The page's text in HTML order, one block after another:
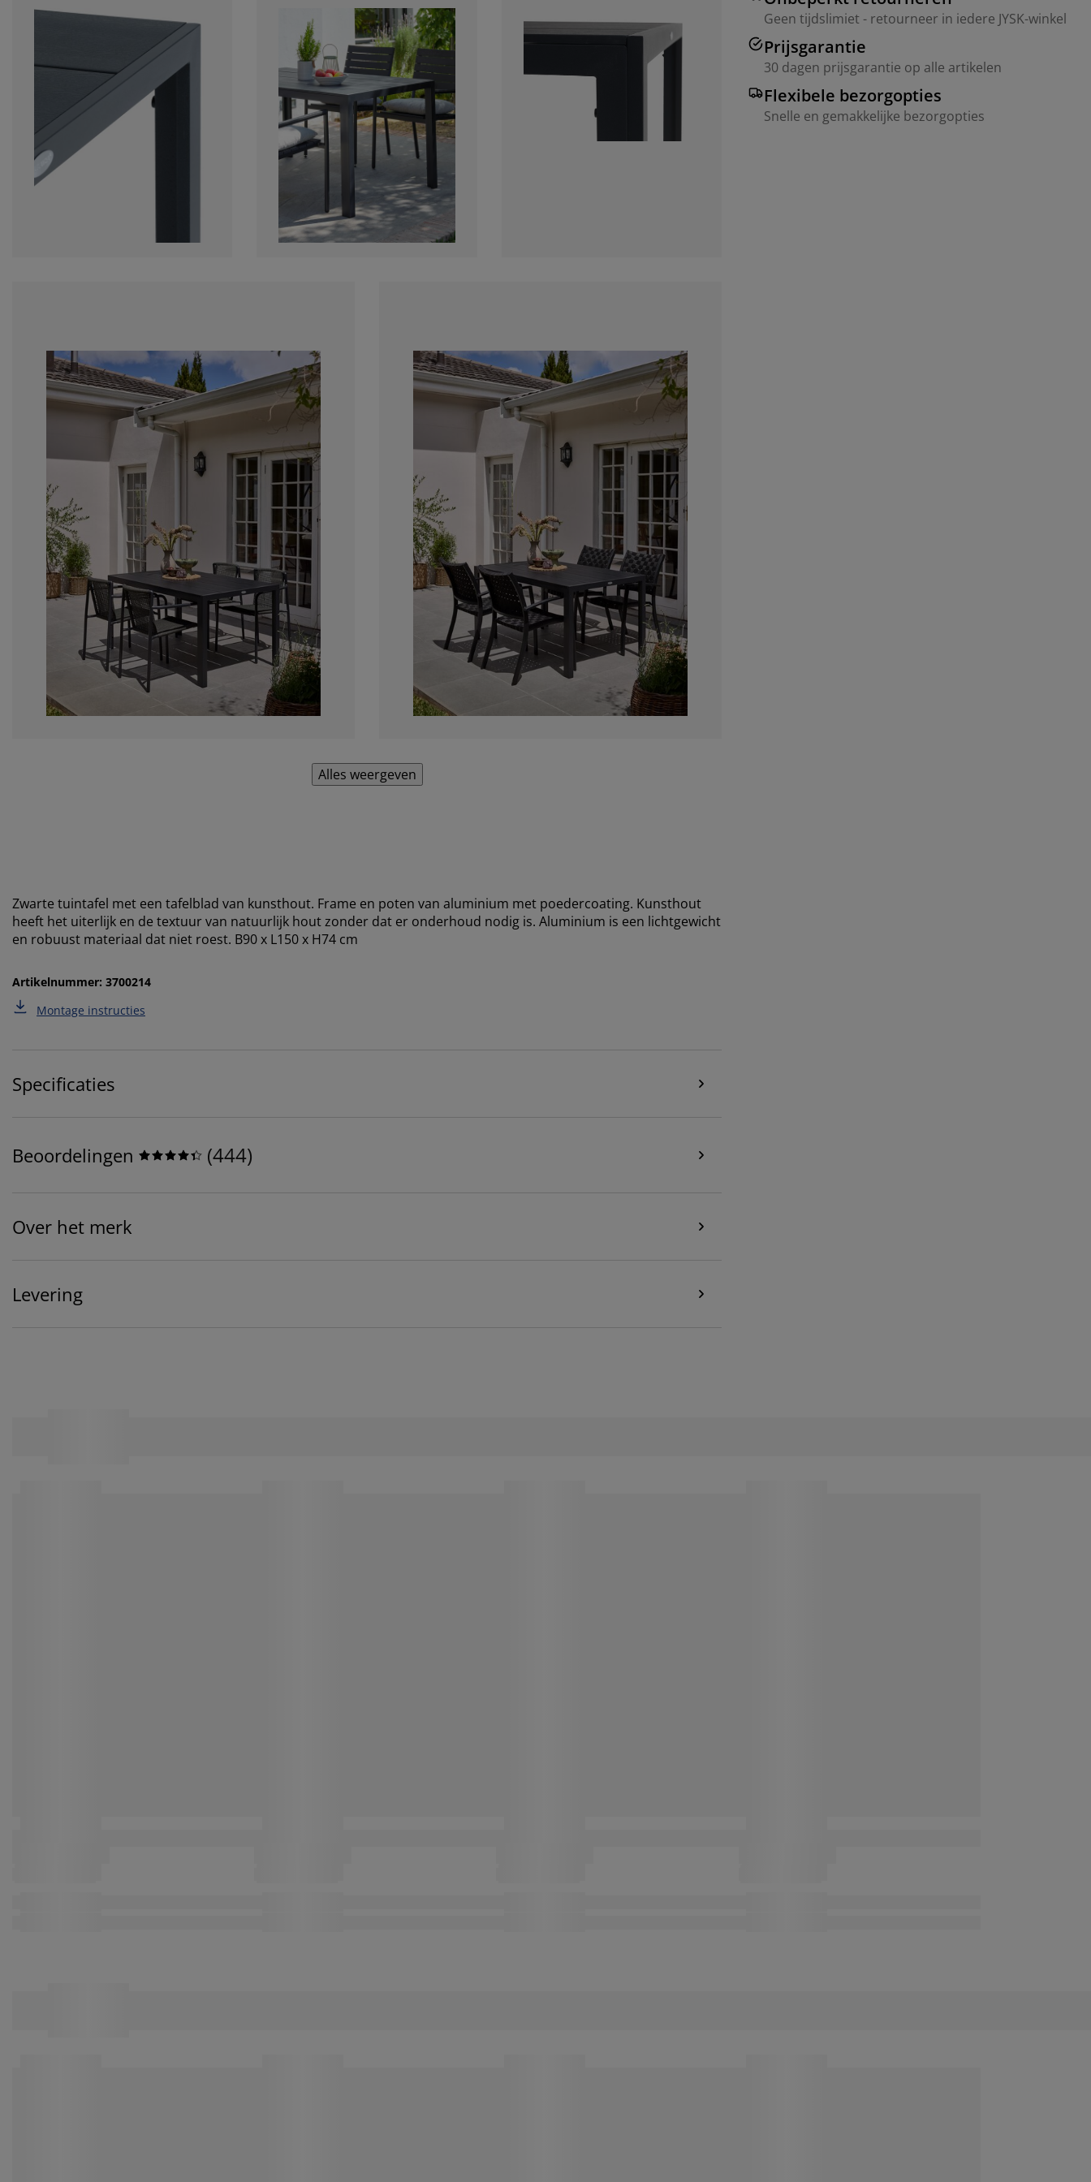
Alles weergeven
Geen tijdslimiet - retourneer in iedere JYSK-winkel
Prijsgarantie
30 dagen prijsgarantie op alle artikelen
Flexibele bezorgopties
Snelle en gemakkelijke bezorgopties
Zwarte tuintafel met een tafelblad van kunsthout. Frame en poten van aluminium met poedercoating. Kunsthout
heeft het uiterlijk en de textuur van natuurlijk hout zonder dat er onderhoud nodig is. Aluminium is een lichtgewicht
en robuust materiaal dat niet roest. B90 x L150 x H74 cm
Artikelnummer: 3700214
Montage instructies
Specificaties
Beoordelingen (444)
Over het merk
Levering